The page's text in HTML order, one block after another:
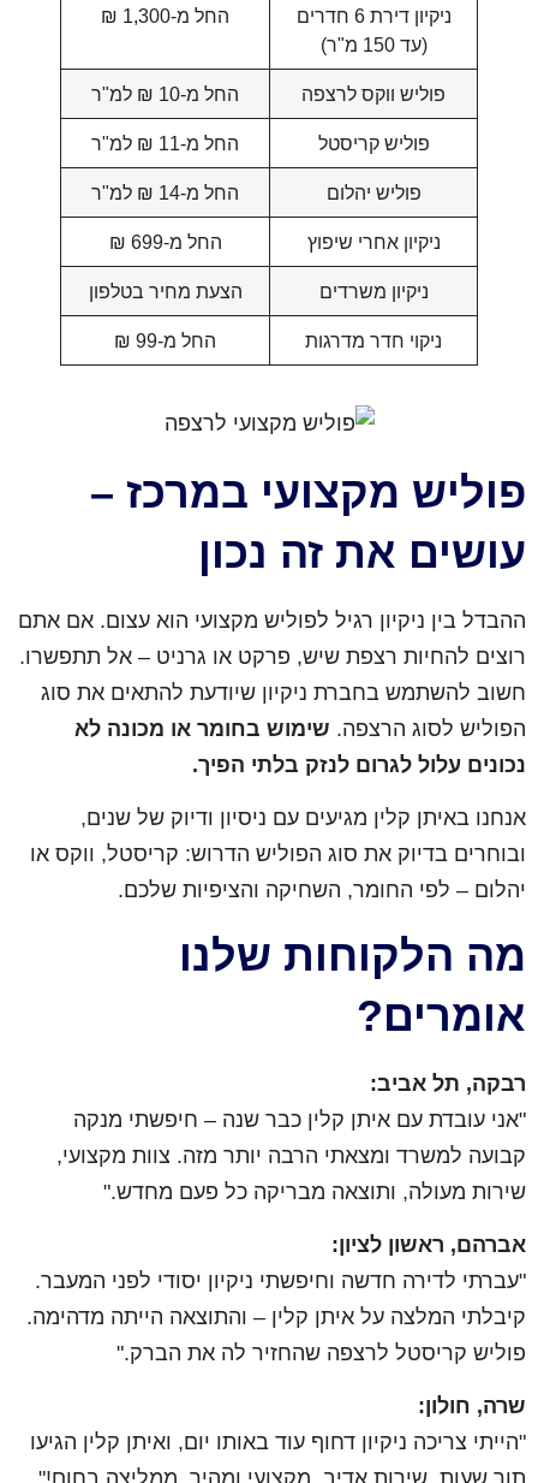
ניקיון דירת 6 חדרים
(עד 150 מ"ר)
החל מ-1,300 ₪
פוליש ווקס לרצפה החל מ-10 ₪ למ"ר
פוליש קריסטל החל מ-11 ₪ למ"ר
פוליש יהלום החל מ-14 ₪ למ"ר
ניקיון אחרי שיפוץ החל מ-699 ₪
ניקיון משרדים הצעת מחיר בטלפון
ניקוי חדר מדרגות החל מ-99 ₪
פוליש מקצועי במרכז –
עושים את זה נכון
ההבדל בין ניקיון רגיל לפוליש מקצועי הוא עצום. אם אתם
רוצים להחיות רצפת שיש, פרקט או גרניט – אל תתפשרו.
חשוב להשתמש בחברת ניקיון שיודעת להתאים את סוג
הפוליש לסוג הרצפה. שימוש בחומר או מכונה לא
נכונים עלול לגרום לנזק בלתי הפיך.
אנחנו באיתן קלין מגיעים עם ניסיון ודיוק של שנים,
ובוחרים בדיוק את סוג הפוליש הדרוש: קריסטל, ווקס או
יהלום – לפי החומר, השחיקה והציפיות שלכם.
מה הלקוחות שלנו
אומרים?
רבקה, תל אביב:
"אני עובדת עם איתן קלין כבר שנה – חיפשתי מנקה
קבועה למשרד ומצאתי הרבה יותר מזה. צוות מקצועי,
שירות מעולה, ותוצאה מבריקה כל פעם מחדש."
אברהם, ראשון לציון:
"עברתי לדירה חדשה וחיפשתי ניקיון יסודי לפני המעבר.
קיבלתי המלצה על איתן קלין – והתוצאה הייתה מדהימה.
פוליש קריסטל לרצפה שהחזיר לה את הברק."
שרה, חולון:
"הייתי צריכה ניקיון דחוף עוד באותו יום, ואיתן קלין הגיעו